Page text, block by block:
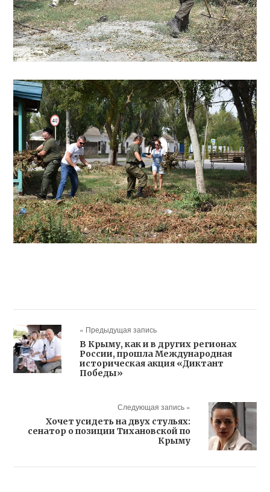
« Предыдущая запись
В Крыму, как и в других регионах
России, прошла Международная
историческая акция «Диктант
Победы»
Следующая запись »
Хочет усидеть на двух стульях:
сенатор о позиции Тихановской по
Крыму